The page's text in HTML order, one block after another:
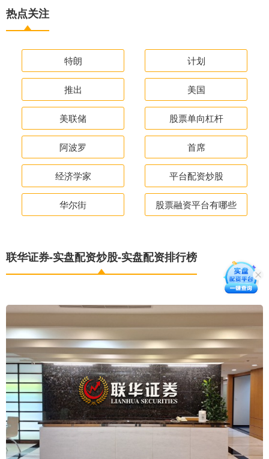
热点关注
特朗 计划
推出 美国
美联储 股票单向杠杆
阿波罗 首席
经济学家 平台配资炒股
华尔街 股票融资平台有哪些
联华证券-实盘配资炒股-实盘配资排行榜